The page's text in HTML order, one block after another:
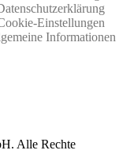
Einstellungen
Informationen
Alle Rechte